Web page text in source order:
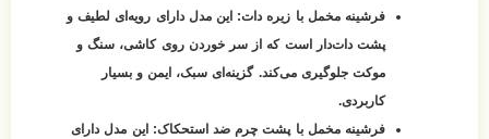
فرشینه مخمل با زیره دات‌: این مدل دارای رویه‌ای لطیف و
پشت دات‌دار است که از سر خوردن روی کاشی، سنگ و
موکت جلوگیری می‌کند. گزینه‌ای سبک، ایمن و بسیار
کاربردی.
فرشینه مخمل با پشت چرم ضد استحکاک: این مدل دارای